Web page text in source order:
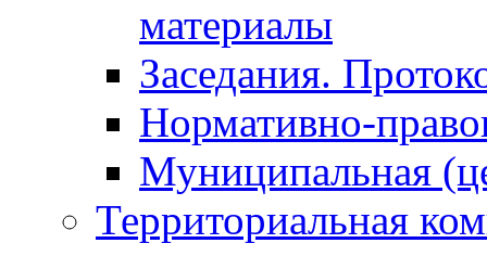
материалы
Заседания.
Нормативно-
Муниципальная
Территориальная